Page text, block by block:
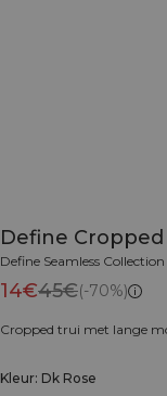
Define Cropped
Define Seamless Collection
14€45€(-70%)
Cropped trui met lange
Kleur: Dk Rose